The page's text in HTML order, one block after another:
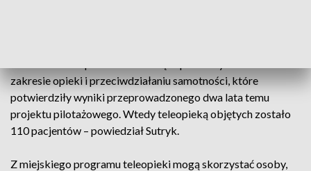
zakresie opieki i przeciwdziałaniu samotności, które
potwierdziły wyniki przeprowadzonego dwa lata temu
projektu pilotażowego. Wtedy teleopieką objętych zostało
110 pacjentów – powiedział Sutryk.
Z miejskiego programu teleopieki mogą skorzystać osoby,